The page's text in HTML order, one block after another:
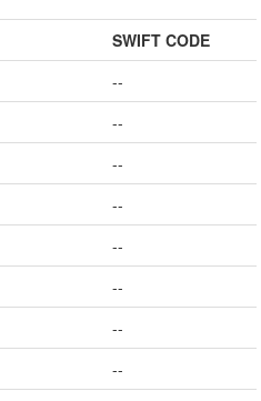
SWIFT CODE
--
--
--
--
--
--
--
--